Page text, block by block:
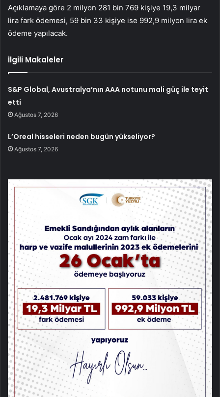
Açıklamaya göre 2 milyon 281 bin 769 kişiye 19,3 milyar
lira fark ödemesi, 59 bin 33 kişiye ise 992,9 milyon lira ek
ödeme yapılacak.
İlgili Makaleler
S&P Global, Avustralya’nın AAA notunu mali güç ile teyit
etti
Ağustos 7, 2026
L’Oreal hisseleri neden bugün yükseliyor?
Ağustos 7, 2026